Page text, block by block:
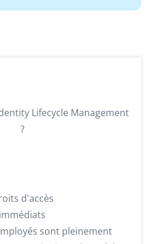
Lifecycle Management
?
d'accès
immédiats
sont pleinement